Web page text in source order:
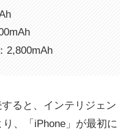
2,800mAh
ると、インテリジェン
、「iPhone」が最初に